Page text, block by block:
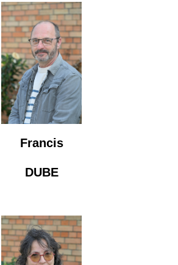
Francis
DUBE